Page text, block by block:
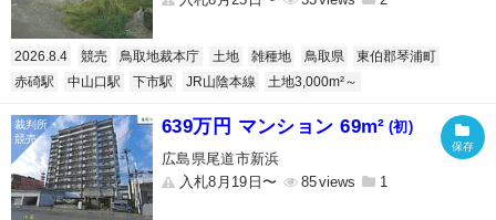
2026.8.4 競売 鳥取地裁本庁 土地 雑種地 鳥取県
東伯郡琴浦町
赤碕駅
中山口駅 下市駅 JR山陰本線 土地3,000m²～
639万円 マンション 69m² (初)
広島県尾道市新浜
入札8月19日〜
85 1